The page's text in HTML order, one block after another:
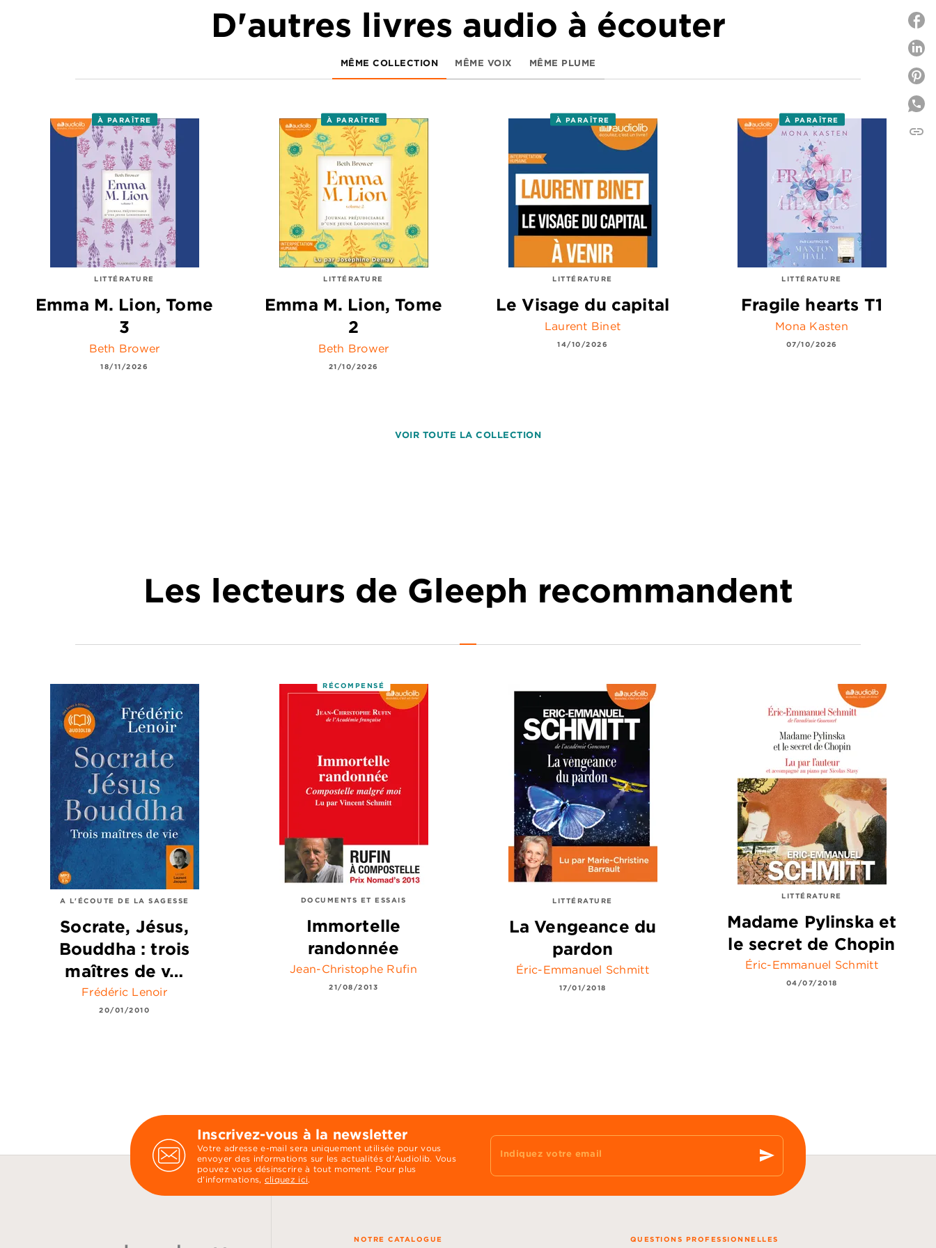
D'autres livres audio à écouter
MÊME COLLECTION MÊME VOIX MÊME PLUME
À PARAÎTRE
LITTÉRATURE
Emma M. Lion, Tome
3
Beth Brower
18/11/2026
À PARAÎTRE
LITTÉRATURE
Emma M. Lion, Tome
2
Beth Brower
21/10/2026
À PARAÎTRE
LITTÉRATURE
Le Visage du capital
Laurent Binet
14/10/2026
À PARAÎTRE
LITTÉRATURE
Fragile hearts T1
Mona Kasten
07/10/2026
VOIR TOUTE LA COLLECTION
Les lecteurs de Gleeph recommandent
A L'ÉCOUTE DE LA SAGESSE
Socrate, Jésus,
Bouddha : trois
maîtres de v…
Frédéric Lenoir
20/01/2010
RÉCOMPENSÉ
DOCUMENTS ET ESSAIS
Immortelle
randonnée
Jean-Christophe Rufin
21/08/2013
LITTÉRATURE
La Vengeance du
pardon
Éric-Emmanuel Schmitt
17/01/2018
LITTÉRATURE
Madame Pylinska et
le secret de Chopin
Éric-Emmanuel Schmitt
04/07/2018
link
Inscrivez-vous à la newsletter
Votre adresse e-mail sera uniquement utilisée pour vous
envoyer des informations sur les actualités d'Audiolib. Vous
pouvez vous désinscrire à tout moment. Pour plus
d’informations, cliquez ici.
Indiquez votre email send
NOTRE CATALOGUE QUESTIONS PROFESSIONNELLES